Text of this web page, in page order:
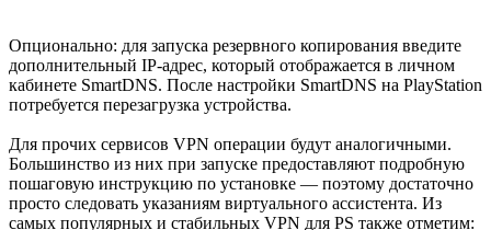
Опционально: для запуска резервного копирования введите
дополнительный IP-адрес, который отображается в личном
кабинете SmartDNS. После настройки SmartDNS на PlayStation
потребуется перезагрузка устройства.
Для прочих сервисов VPN операции будут аналогичными.
Большинство из них при запуске предоставляют подробную
пошаговую инструкцию по установке — поэтому достаточно
просто следовать указаниям виртуального ассистента. Из
самых популярных и стабильных VPN для PS также отметим: